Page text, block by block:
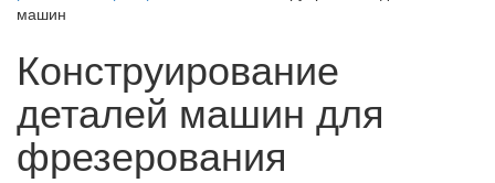
машин
Конструирование
деталей машин для
фрезерования